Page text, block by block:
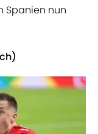
Spanien nun